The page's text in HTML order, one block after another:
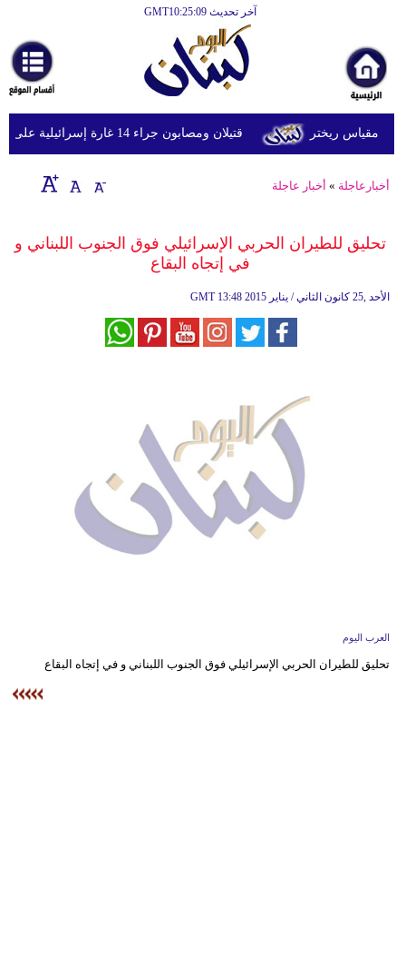
آخر تحديث GMT10:25:09
أخبارعاجلة
رياضة
ثقافة
إقتصاد
وموسيقى
قتيلان ومصابون جراء 14 غارة إسرائيلية على شرق وجنوب لبنان
أخبارعاجلة » أخبار عاجلة
تحليق للطيران الحربي الإسرائيلي فوق الجنوب اللبناني و
في إتجاه البقاع
GMT 13:48 2015 الأحد ,25 كانون الثاني / يناير
العرب اليوم
تحليق للطيران الحربي الإسرائيلي فوق الجنوب اللبناني و في إتجاه البقاع